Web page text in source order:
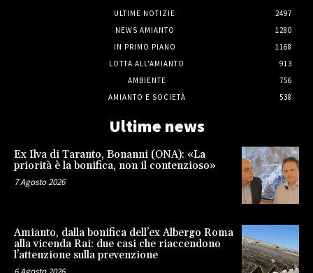
ULTIME NOTIZIE
2497
NEWS AMIANTO
1280
IN PRIMO PIANO
1168
LOTTA ALL'AMIANTO
913
AMBIENTE
756
AMIANTO E SOCIETÀ
538
Ultime news
Ex Ilva di Taranto, Bonanni (ONA): «La
priorità è la bonifica, non il contenzioso»
7 Agosto 2026
Amianto, dalla bonifica dell’ex Albergo Roma
alla vicenda Rai: due casi che riaccendono
l’attenzione sulla prevenzione